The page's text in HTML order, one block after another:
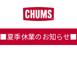
■夏季休業のお知らせ■